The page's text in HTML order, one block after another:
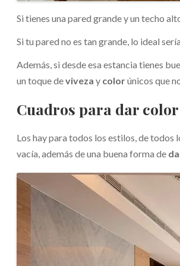
Si tienes una pared grande y un techo
Si tu pared no es tan grande, lo ideal
Además, si desde esa estancia tienes
un toque deviveza y colorúnicos que
Cuadros para dar
Los hay para todos los estilos, de todos
vacía, además de una buena forma de